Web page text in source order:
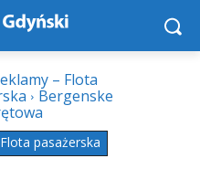
– Flota
Bergenske
pasażerska